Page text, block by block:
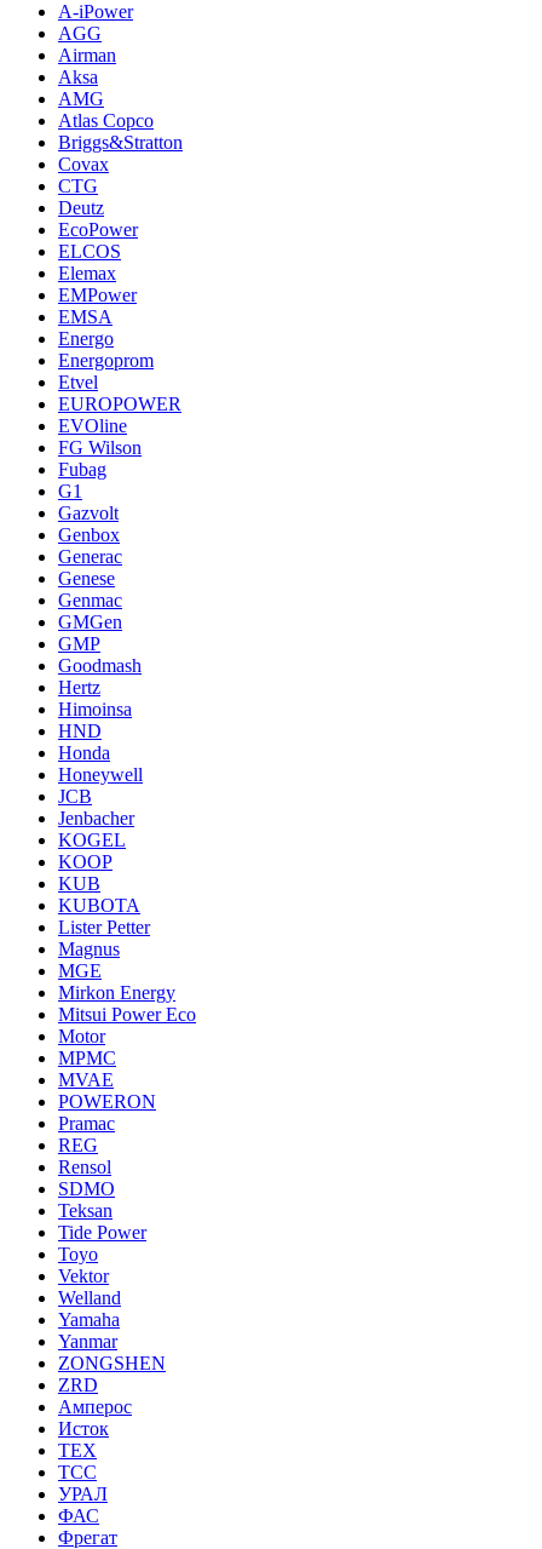
A-iPower
AGG
Airman
Aksa
AMG
Atlas Copco
Briggs&Stratton
Covax
CTG
Deutz
EcoPower
ELCOS
Elemax
EMPower
EMSA
Energo
Energoprom
Etvel
EUROPOWER
EVOline
FG Wilson
Fubag
G1
Gazvolt
Genbox
Generac
Genese
Genmac
GMGen
GMP
Goodmash
Hertz
Himoinsa
HND
Honda
Honeywell
JCB
Jenbacher
KOGEL
KOOP
KUB
KUBOTA
Lister Petter
Magnus
MGE
Mirkon Energy
Mitsui Power Eco
Motor
MPMC
MVAE
POWERON
Pramac
REG
Rensol
SDMO
Teksan
Tide Power
Toyo
Vektor
Welland
Yamaha
Yanmar
ZONGSHEN
ZRD
Амперос
Исток
ТЕХ
ТСС
УРАЛ
ФАС
Фрегат